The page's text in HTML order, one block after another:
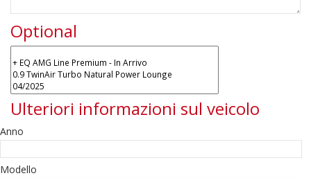
Optional
Ulteriori informazioni sul veicolo
Anno
Modello